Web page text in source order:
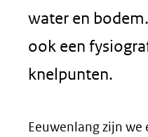
water en
ook een
knelpunten.
Eeuwenlang zijn